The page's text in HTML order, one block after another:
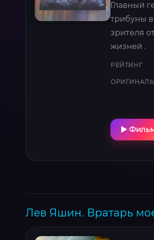
Главный
трибуны
зрителя
жизней .
РЕЙТИНГ
Лев Яшин. Вратарь